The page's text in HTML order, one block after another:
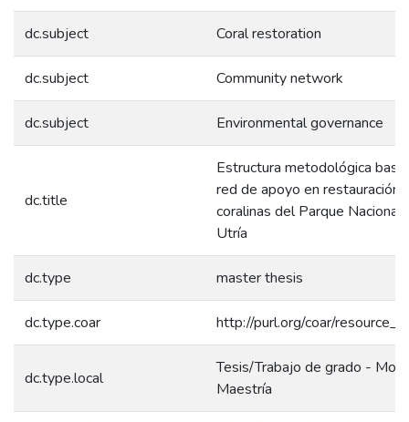
dc.subject Coral restoration
dc.subject Community network
dc.subject Environmental governance
dc.title
Estructura metodológica base
red de apoyo en restauración
coralinas del Parque Nacional
Utría
dc.type master thesis
dc.type.coar http://purl.org/coar/
dc.type.local
Tesis/Trabajo de grado -
Maestría